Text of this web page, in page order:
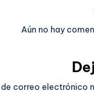
Aún no hay
correo electrónico